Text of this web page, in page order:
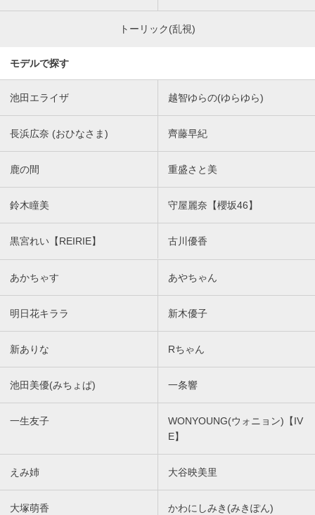
トーリック(乱視)
モデルで探す
池田エライザ 越智ゆらの(ゆらゆら)
長浜広奈 (おひなさま) 齊藤早紀
鹿の間 重盛さと美
鈴木瞳美 守屋麗奈【櫻坂46】
黒宮れい【REIRIE】 古川優香
あかちゃす あやちゃん
明日花キララ 新木優子
新ありな Rちゃん
池田美優(みちょぱ) 一条響
一生友子
WONYOUNG(ウォニョン)【IV
E】
えみ姉 大谷映美里
大塚萌香 かわにしみき(みきぽん)